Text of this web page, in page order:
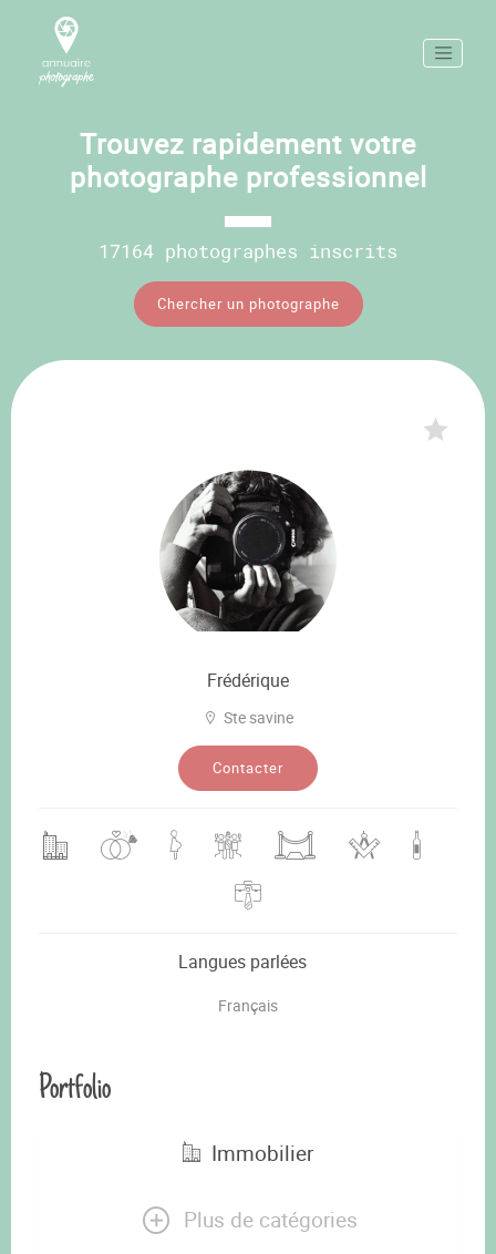
Trouvez rapidement votre
photographe professionnel
17164 photographes inscrits
Chercher un photographe
Frédérique
Ste savine
Contacter
Langues parlées
Français
Portfolio
Immobilier
Plus de catégories